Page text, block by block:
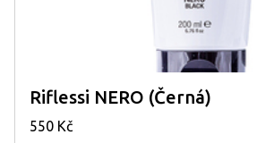
Riflessi NERO (Černá)
550 Kč